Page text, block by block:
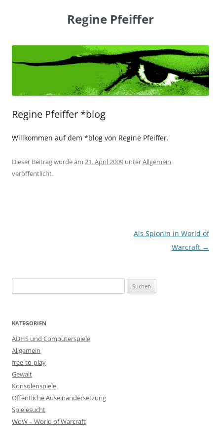
Regine Pfeiffer
Regine Pfeiffer *blog
Willkommen auf dem *blog von Regine Pfeiffer.
Dieser Beitrag wurde am 21. April 2009 unterAllgemein
veröffentlicht.
Als Spionin in World of
Warcraft →
nach:
KATEGORIEN
ADHS und Computerspiele
Allgemein
free-to-play
Gewalt
Konsolenspiele
Öffentliche Auseinandersetzung
Spielesucht
WoW – World of Warcraft